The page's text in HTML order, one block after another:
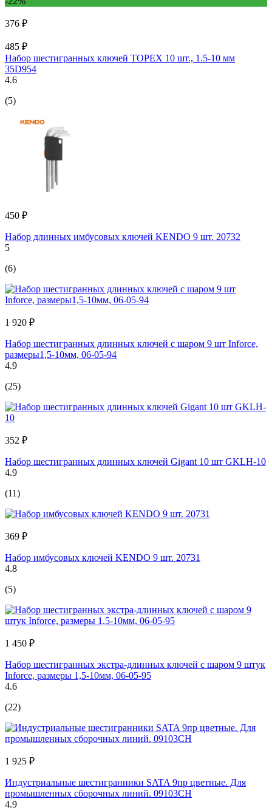
376 ₽
485 ₽
Набор шестигранных ключей TOPEX 10 шт., 1.5-10 мм
35D954
4.6
(5)
450 ₽
Набор длинных имбусовых ключей KENDO 9 шт. 20732
5
(6)
1 920 ₽
Набор шестигранных длинных ключей с шаром 9 шт Inforce,
размеры1,5-10мм, 06-05-94
4.9
(25)
352 ₽
Набор шестигранных длинных ключей Gigant 10 шт GKLH-10
4.9
(11)
369 ₽
Набор имбусовых ключей KENDO 9 шт. 20731
4.8
(5)
1 450 ₽
Набор шестигранных экстра-длинных ключей с шаром 9 штук
Inforce, размеры 1,5-10мм, 06-05-95
4.6
(22)
1 925 ₽
Индустриальные шестигранники SATA 9пр цветные. Для
промышленных сборочных линий. 09103CH
4.9